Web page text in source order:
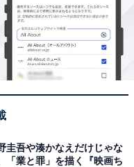
圭吾や湊かなえだけじゃな
「業と罪」を描く『映画ち